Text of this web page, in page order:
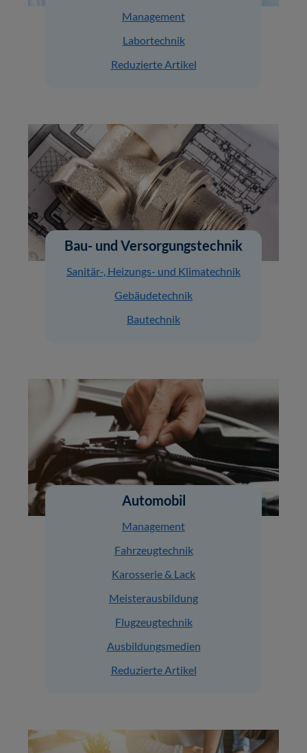
Management
Labortechnik
Reduzierte Artikel
Bau- und Versorgungstechnik
Sanitär-, Heizungs- und Klimatechnik
Gebäudetechnik
Bautechnik
Automobil
Management
Fahrzeugtechnik
Karosserie & Lack
Meisterausbildung
Flugzeugtechnik
Ausbildungsmedien
Reduzierte Artikel